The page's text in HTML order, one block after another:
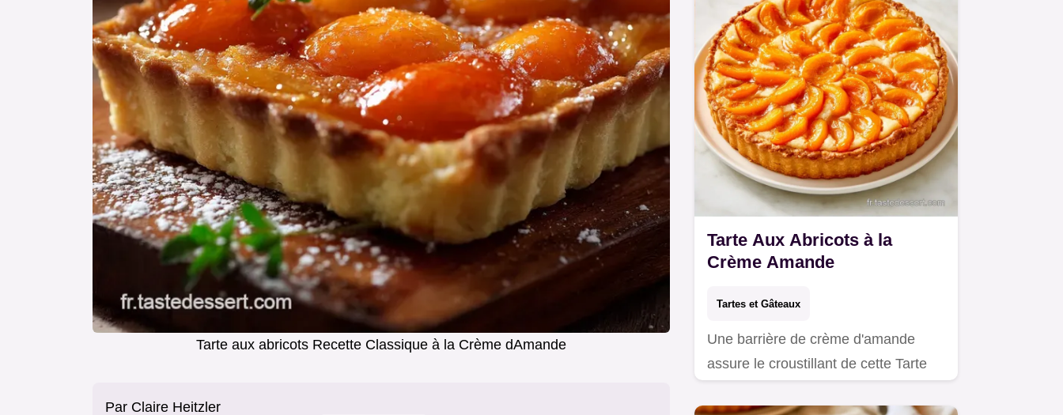
Tarte aux abricots Recette Classique à la Crème dAmande
Par Claire Heitzler
Tarte Aux Abricots à la
Crème Amande
Tartes et Gâteaux
Une barrière de crème d'amande
assure le croustillant de cette Tarte